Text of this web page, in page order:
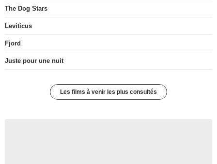
The Dog Stars
Leviticus
Fjord
Juste pour une nuit
Les films à venir les plus consultés